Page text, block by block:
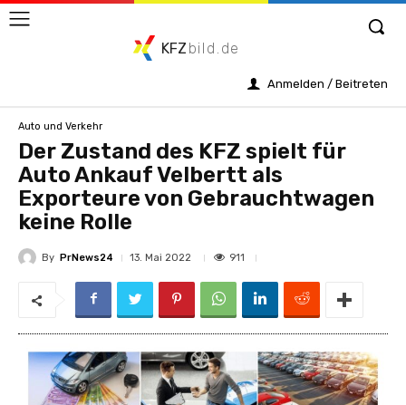
KFZ bild.de
Anmelden / Beitreten
Auto und Verkehr
Der Zustand des KFZ spielt für
Auto Ankauf Velbertt als
Exporteure von Gebrauchtwagen
keine Rolle
By PrNews24 13. Mai 2022 911